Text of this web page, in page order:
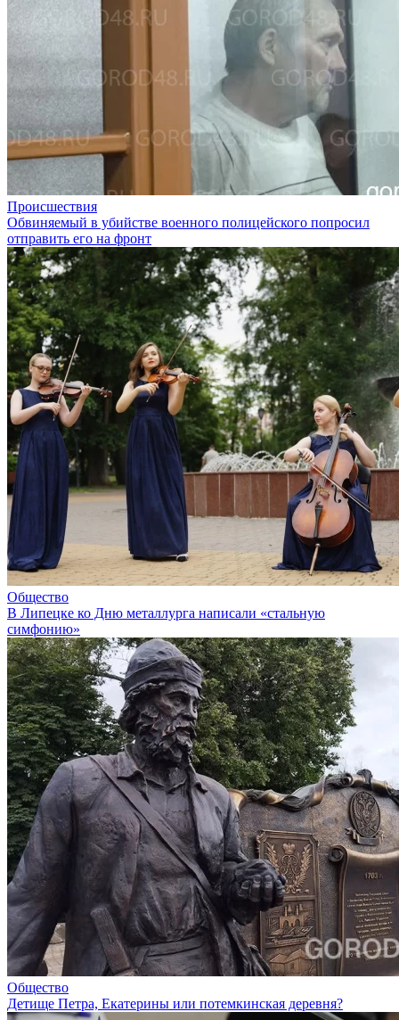
Происшествия
Обвиняемый в убийстве военного полицейского попросил
отправить его на фронт
Общество
В Липецке ко Дню металлурга написали «стальную
симфонию»
Общество
Детище Петра, Екатерины или потемкинская деревня?